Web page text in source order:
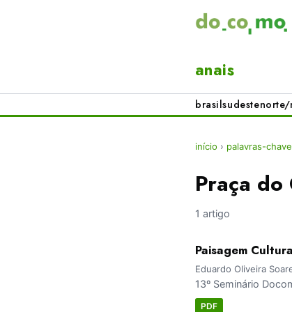
anais
brasilsudestenorte/
início › palavras-chave
Praça
1 artigo
Paisagem
Eduardo Oliveira
13º Seminário
PDF